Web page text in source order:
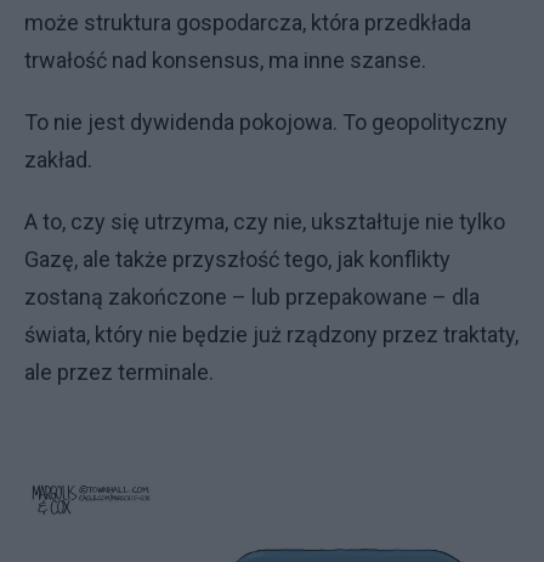
może struktura gospodarcza, która przedkłada
trwałość nad konsensus, ma inne szanse.
To nie jest dywidenda pokojowa. To geopolityczny
zakład.
A to, czy się utrzyma, czy nie, ukształtuje nie tylko
Gazę, ale także przyszłość tego, jak konflikty
zostaną zakończone – lub przepakowane – dla
świata, który nie będzie już rządzony przez traktaty,
ale przez terminale.